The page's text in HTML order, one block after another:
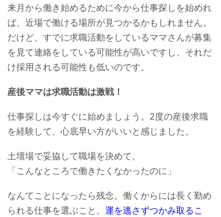
来月から働き始めるために今から仕事探しを始めれ
ば、近場で働ける場所が見つかるかもしれません。
だけど、すでに求職活動をしているママさんが募集
を見て連絡をしている可能性が高いですし、それだ
け採用される可能性も低いのです。
産後ママは求職活動は激戦！
仕事探しは今すぐに始めましょう。2度の産後求職
を経験して、心底早い方がいいと感じました。
土壇場で妥協して職場を決めて、
「こんなところで働きたくなかったのに」
なんてことになったら残念。働くからには長く勤め
られる仕事を選ぶこと。 運を逃さずつかみ取るこ